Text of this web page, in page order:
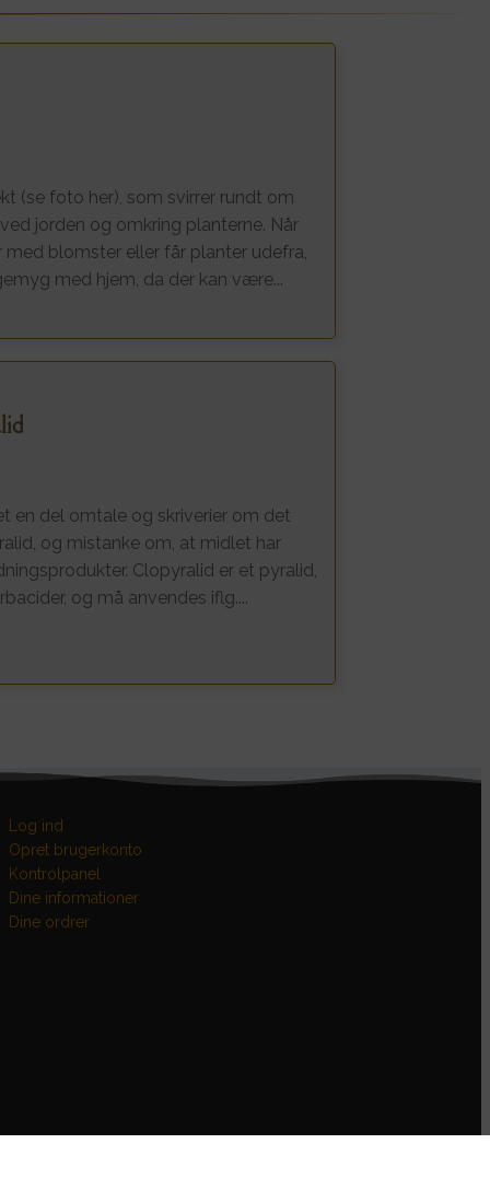
(se foto her), som svirrer rundt om
jorden og omkring planterne. Når
blomster eller får planter udefra,
med hjem, da der kan være...
en del omtale og skriverier om det
og mistanke om, at midlet har
Clopyralid er et pyralid,
og må anvendes iflg....
Log ind
Opret brugerkonto
Kontrolpanel
Dine informationer
Dine ordrer